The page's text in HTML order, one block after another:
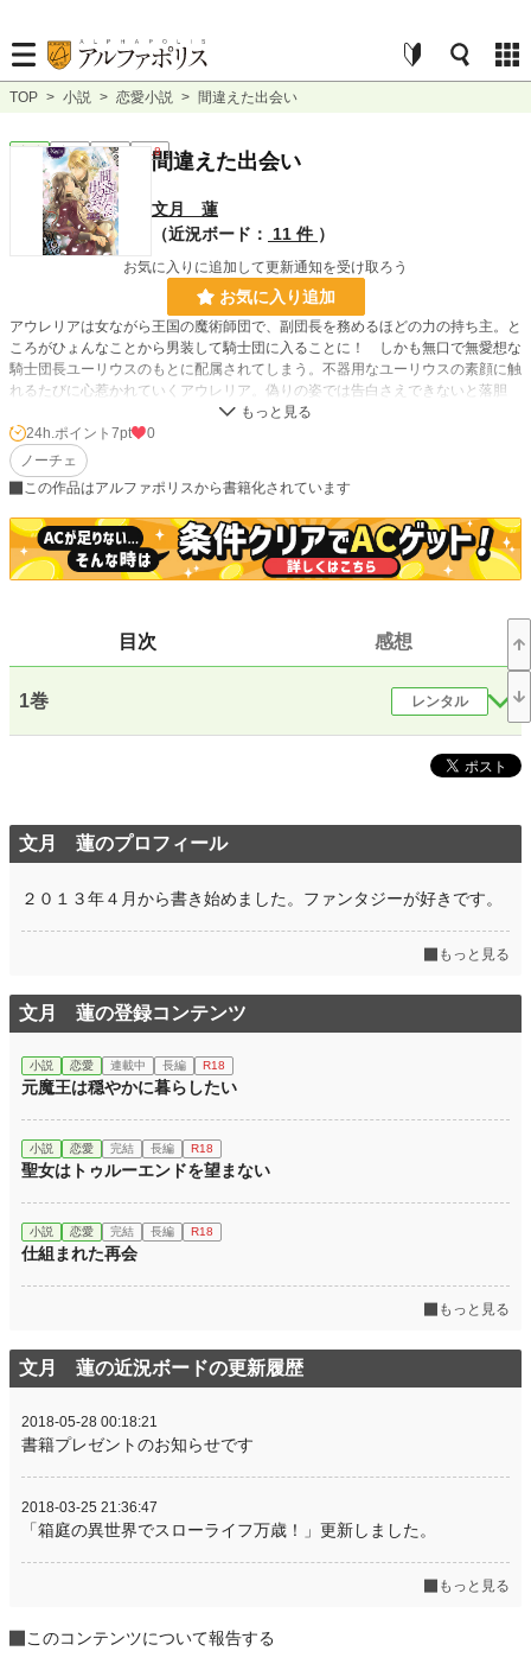
TOP > 小説 > 恋愛小説 > 間違えた出会い
完結 長編 R18間違えた出会い
文月 蓮
（近況ボード：
11 件 ）
お気に入りに追加して更新通知を受け取ろう
お気に入り追加
アウレリアは女ながら王国の魔術師団で、副団長を務めるほどの力の持ち主。と
ころがひょんなことから男装して騎士団に入ることに！ しかも無口で無愛想な
騎士団長ユーリウスのもとに配属されてしまう。不器用なユーリウスの素顔に触
れるたびに心惹かれていくアウレリア。偽りの姿では告白さえできないと落胆
し、立ち去る決意を固めるが、そんなときに騎士団に出撃命令が下ってしまい―
―。不器用なふたりの“間違えた出会い”からはじまる、とろけるような蜜愛ファ
ンタジー。
恋愛 15,905 位 / 66,363 件
文字数(レンタル含む) 132,586
更新日時
週間ポイント 0 pt (228,745 位)
24h.ポイント 7pt
0
ノーチェ
この作品はアルファポリスから書籍化されています
目次 感想
1巻 レンタル
文月 蓮のプロフィール
２０１３年４月から書き始めました。ファンタジーが好きです。
もっと見る
文月 蓮の登録コンテンツ
小説 恋愛 連載中 長編 R18
元魔王は穏やかに暮らしたい
小説 恋愛 完結 長編 R18
聖女はトゥルーエンドを望まない
小説 恋愛 完結 長編 R18
仕組まれた再会
もっと見る
文月 蓮の近況ボードの更新履歴
2018-05-28 00:18:21
書籍プレゼントのお知らせです
2018-03-25 21:36:47
「箱庭の異世界でスローライフ万歳！」更新しました。
もっと見る
このコンテンツについて報告する